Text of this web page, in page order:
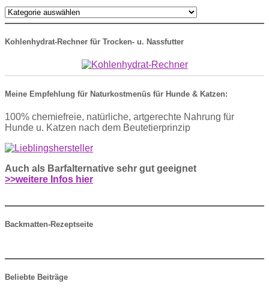
Kategorien
Kohlenhydrat-Rechner für Trocken- u. Nassfutter
Meine Empfehlung für Naturkostmenüs für Hunde & Katzen:
100% chemiefreie, natürliche, artgerechte Nahrung für
Hunde u. Katzen nach dem Beutetierprinzip
Auch als Barfalternative sehr gut geeignet
>>weitere Infos hier
Backmatten-Rezeptseite
Beliebte Beiträge